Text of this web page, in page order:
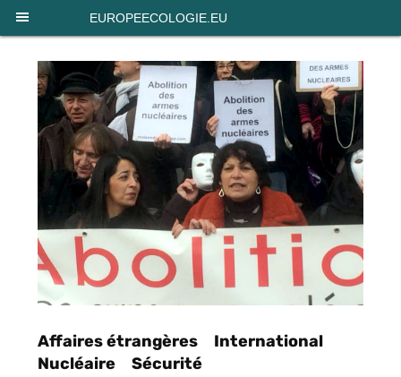
EUROPEECOLOGIE.EU
Affaires étrangères
International
Nucléaire
Sécurité